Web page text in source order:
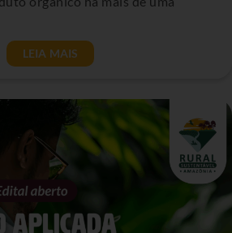
LEIA MAIS